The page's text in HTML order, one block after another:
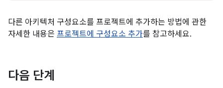
다른 아키텍처 구성요소를 프로젝트에 추가하는 방법에 관한
자세한 내용은 프로젝트에 구성요소 추가를 참고하세요.
다음 단계